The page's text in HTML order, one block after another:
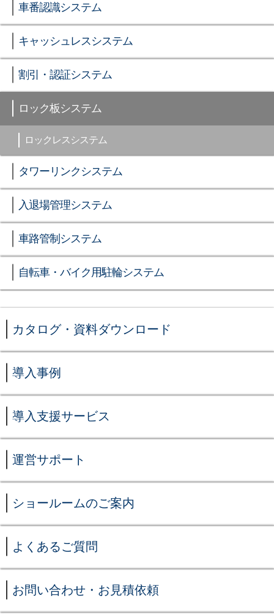
車番認識システム
キャッシュレスシステム
割引・認証システム
ロック板システム
ロックレスシステム
タワーリンクシステム
入退場管理システム
車路管制システム
自転車・バイク用駐輪システム
カタログ・資料ダウンロード
導入事例
導入支援サービス
運営サポート
ショールームのご案内
よくあるご質問
お問い合わせ・お見積依頼